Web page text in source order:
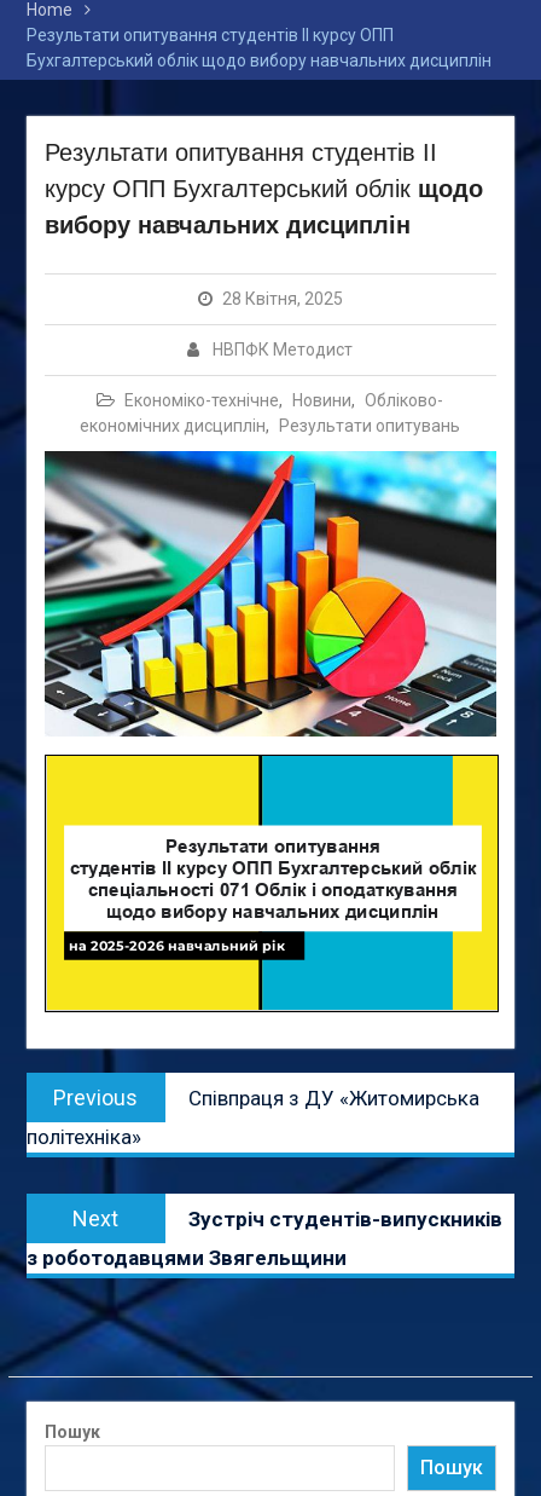
Home
Результати опитування студентів ІІ курсу ОПП
Бухгалтерський облік щодо вибору навчальних дисциплін
Результати опитування студентів ІІ
курсу ОПП Бухгалтерський облік щодо
вибору навчальних дисциплін
28 Квітня, 2025
НВПФК Методист
Економіко-технічне, Новини, Обліково-
економічних дисциплін, Результати опитувань
Навігація
записів
Previous
post:
Співпраця з ДУ «Житомирська
політехніка»
Next
post:
Зустріч студентів-випускників
з роботодавцями Звягельщини
Пошук
Пошук